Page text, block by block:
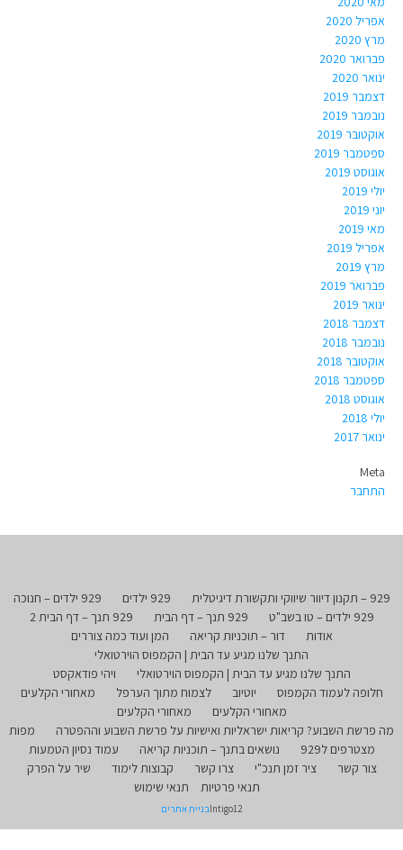
אפריל 2020
מרץ 2020
פברואר 2020
ינואר 2020
דצמבר 2019
נובמבר 2019
אוקטובר 2019
ספטמבר 2019
אוגוסט 2019
יולי 2019
יוני 2019
מאי 2019
אפריל 2019
מרץ 2019
פברואר 2019
ינואר 2019
דצמבר 2018
נובמבר 2018
אוקטובר 2018
ספטמבר 2018
אוגוסט 2018
יולי 2018
ינואר 2017
Meta
התחבר
929 – תקנון דיוור שיווקי ותקשורת דיגיטלית 929 ילדים
929 ילדים – חנוכה
929 ילדים – טו בשב"ט
929 תנך – דף הבית
929 תנך – דף הבית 2
אודות
דור – תוכניות קריאה
המן ועוד כמה צוררים
התנך שלנו מגיע עד הבית | הקמפוס הוירטואלי
התנך שלנו מגיע עד הבית | הקמפוס הוירטואלי
ויהי פודאקסט
חלופה לעמוד הקמפוס
יוטיוב לצמוח מתוך הערפל
מאחורי הקלעים
מאחורי הקלעים
מאחורי הקלעים
מה פרשת השבוע? קריאות ישראליות ואישיות על פרשת השבוע וההפטרה
מפות
מצטרפים ל929
נושאים בתנך – תוכניות קריאה
עמוד נסיון הטמעות
צור קשר
ציר זמן תנכ"י צרו קשר קבוצות לימוד
שיר על הפרק
תנאי פרטיות
תנאי שימוש
Intigo12בניית אתרים